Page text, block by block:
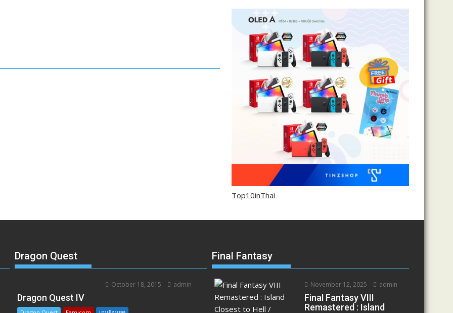
Top10inThai
Dragon Quest
October 18, 2015 admin
Dragon Quest IV
Final Fantasy
November 12, 2025 admin
Final Fantasy VIII
Remastered : Island